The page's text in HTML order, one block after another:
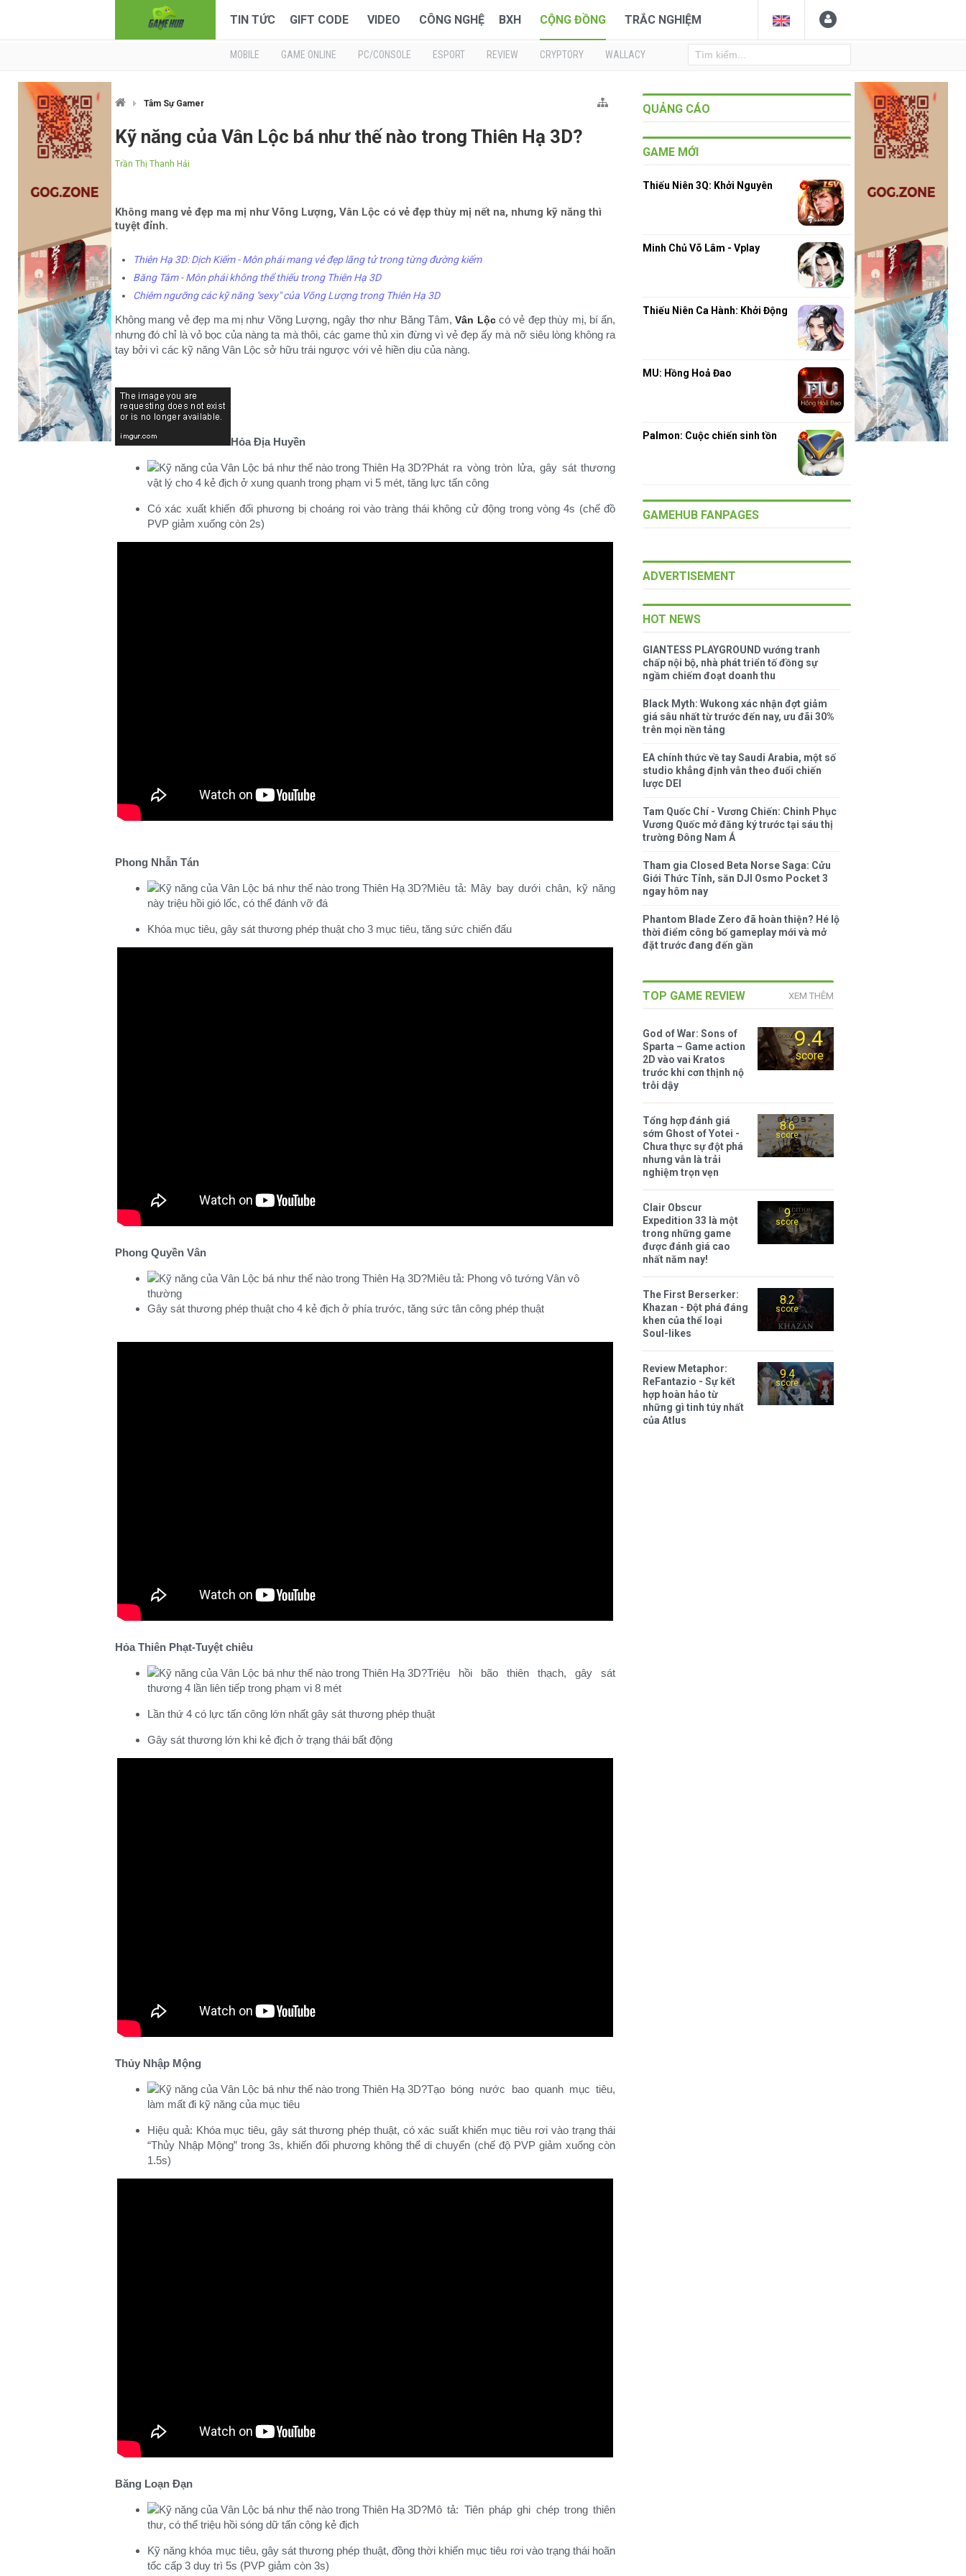
TIN TỨC GIFT CODE VIDEO CÔNG NGHỆ BXH CỘNG ĐỒNG TRẮC NGHIỆM
MOBILE GAME ONLINE PC/CONSOLE ESPORT REVIEW CRYPTORY WALLACY
Tâm Sự Gamer
Kỹ năng của Vân Lộc bá như thế nào trong Thiên Hạ 3D?
Trần Thị Thanh Hải
Không mang vẻ đẹp ma mị như Võng Lượng, Vân Lộc có vẻ đẹp thùy mị nết na, nhưng kỹ năng thì
tuyệt đỉnh.
Thiên Hạ 3D: Dịch Kiếm - Môn phái mang vẻ đẹp lãng tử trong từng đường kiếm
Băng Tâm - Môn phái không thể thiếu trong Thiên Hạ 3D
Chiêm ngưỡng các kỹ năng "sexy" của Võng Lượng trong Thiên Hạ 3D
Không mang vẻ đẹp ma mị như Võng Lượng, ngây thơ như Băng Tâm,Vân Lộccó vẻ đẹp thùy mị, bí ẩn,
nhưng đó chỉ là vỏ bọc của nàng ta mà thôi, các game thủ xin đừng vì vẻ đẹp ấy mà nỡ siêu lòng không ra
tay bởi vì các kỹ năng Vân Lộc sở hữu trái ngược với vẻ hiền dịu của nàng.
Hỏa Địa Huyền
Phát ra vòng tròn lửa, gây sát thương
vật lý cho 4 kẻ địch ở xung quanh trong phạm vi 5 mét, tăng lực tấn công​
Có xác xuất khiến đối phương bị choáng roi vào tràng thái không cử động trong vòng 4s (chế đồ
PVP giảm xuống còn 2s)​
Phong Nhẫn Tán
Miêu tả: Mây bay dưới chân, kỹ năng
này triệu hồi gió lốc, có thể đánh vỡ đá​
Khóa mục tiêu, gây sát thương phép thuật cho 3 mục tiêu, tăng sức chiến đấu​
Phong Quyền Vân
Miêu tả: Phong vô tướng Vân vô
thường
Gây sát thương phép thuật cho 4 kẻ địch ở phía trước, tăng sức tân công phép thuật
Hỏa Thiên Phạt-Tuyệt chiêu
Triệu hồi bão thiên thạch, gây sát
thương 4 lần liên tiếp trong phạm vi 8 mét​
Lần thứ 4 có lực tấn công lớn nhất gây sát thương phép thuật​
Gây sát thương lớn khi kẻ địch ở trạng thái bất động​
Thủy Nhập Mộng
Tạo bóng nước bao quanh mục tiêu,
làm mất đi kỹ năng của mục tiêu​
Hiệu quả: Khóa mục tiêu, gây sát thương phép thuật, có xác suất khiến mục tiêu rơi vào trạng thái
“Thủy Nhập Mộng” trong 3s, khiến đối phương không thể di chuyển (chế độ PVP giảm xuống còn
1.5s)​
Băng Loạn Đạn
Mô tả: Tiên pháp ghi chép trong thiên
thư, có thể triệu hồi sóng dữ tấn công kẻ địch​
Kỹ năng khóa mục tiêu, gây sát thương phép thuật, đồng thời khiến mục tiêu rơi vào trạng thái hoãn
tốc cấp 3 duy trì 5s (PVP giảm còn 3s)​
QUẢNG CÁO
GAME MỚI
Thiếu Niên 3Q: Khởi Nguyên
Minh Chủ Võ Lâm - Vplay
Thiếu Niên Ca Hành: Khởi Động
MU: Hồng Hoả Đao
Palmon: Cuộc chiến sinh tồn
GAMEHUB FANPAGES
ADVERTISEMENT
HOT NEWS
GIANTESS PLAYGROUND vướng tranh
chấp nội bộ, nhà phát triển tố đồng sự
ngầm chiếm đoạt doanh thu
Black Myth: Wukong xác nhận đợt giảm
giá sâu nhất từ trước đến nay, ưu đãi 30%
trên mọi nền tảng
EA chính thức về tay Saudi Arabia, một số
studio khẳng định vẫn theo đuổi chiến
lược DEI
Tam Quốc Chí - Vương Chiến: Chinh Phục
Vương Quốc mở đăng ký trước tại sáu thị
trường Đông Nam Á
Tham gia Closed Beta Norse Saga: Cửu
Giới Thức Tỉnh, săn DJI Osmo Pocket 3
ngay hôm nay
Phantom Blade Zero đã hoàn thiện? Hé lộ
thời điểm công bố gameplay mới và mở
đặt trước đang đến gần
TOP GAME REVIEW XEM THÊM
9.4
score
God of War: Sons of
Sparta – Game action
2D vào vai Kratos
trước khi cơn thịnh nộ
trỗi dậy
8.6
score
Tổng hợp đánh giá
sớm Ghost of Yotei -
Chưa thực sự đột phá
nhưng vẫn là trải
nghiệm trọn vẹn
9
score
Clair Obscur
Expedition 33 là một
trong những game
được đánh giá cao
nhất năm nay!
8.2
score
The First Berserker:
Khazan - Đột phá đáng
khen của thể loại
Soul-likes
9.4
score
Review Metaphor:
ReFantazio - Sự kết
hợp hoàn hảo từ
những gì tinh túy nhất
của Atlus